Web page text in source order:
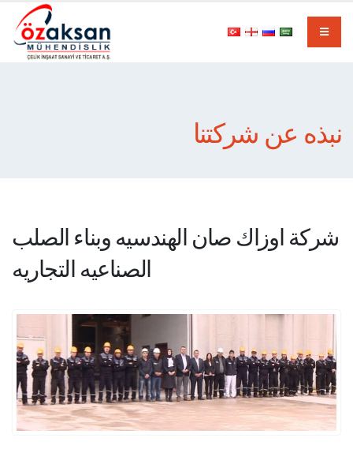
نبذه عن شركتنا
شركة اوزاك صان الهندسيه وبناء الصلب
الصناعيه التجاريه